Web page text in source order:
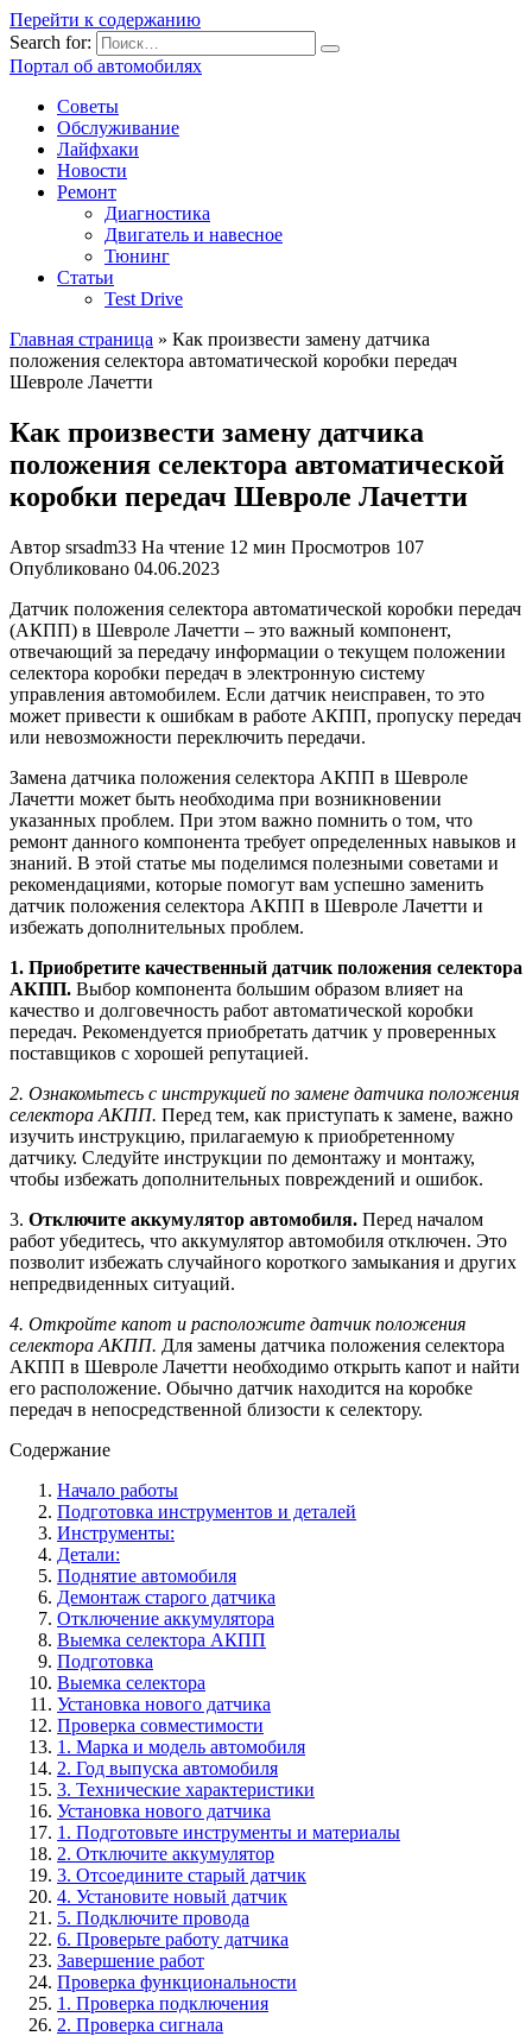
Перейти к содержанию
Search for:
Портал об автомобилях
Советы
Обслуживание
Лайфхаки
Новости
Ремонт
Диагностика
Двигатель и навесное
Тюнинг
Статьи
Test Drive
Главная страница » Как произвести замену датчика
положения селектора автоматической коробки передач
Шевроле Лачетти
Как произвести замену датчика
положения селектора автоматической
коробки передач Шевроле Лачетти
Автор srsadm33 На чтение 12 мин Просмотров 107
Опубликовано 04.06.2023
Датчик положения селектора автоматической коробки передач
(АКПП) в Шевроле Лачетти – это важный компонент,
отвечающий за передачу информации о текущем положении
селектора коробки передач в электронную систему
управления автомобилем. Если датчик неисправен, то это
может привести к ошибкам в работе АКПП, пропуску передач
или невозможности переключить передачи.
Замена датчика положения селектора АКПП в Шевроле
Лачетти может быть необходима при возникновении
указанных проблем. При этом важно помнить о том, что
ремонт данного компонента требует определенных навыков и
знаний. В этой статье мы поделимся полезными советами и
рекомендациями, которые помогут вам успешно заменить
датчик положения селектора АКПП в Шевроле Лачетти и
избежать дополнительных проблем.
1. Приобретите качественный датчик положения селектора
АКПП. Выбор компонента большим образом влияет на
качество и долговечность работ автоматической коробки
передач. Рекомендуется приобретать датчик у проверенных
поставщиков с хорошей репутацией.
2. Ознакомьтесь с инструкцией по замене датчика положения
селектора АКПП. Перед тем, как приступать к замене, важно
изучить инструкцию, прилагаемую к приобретенному
датчику. Следуйте инструкции по демонтажу и монтажу,
чтобы избежать дополнительных повреждений и ошибок.
3. Отключите аккумулятор автомобиля. Перед началом
работ убедитесь, что аккумулятор автомобиля отключен. Это
позволит избежать случайного короткого замыкания и других
непредвиденных ситуаций.
4. Откройте капот и расположите датчик положения
селектора АКПП. Для замены датчика положения селектора
АКПП в Шевроле Лачетти необходимо открыть капот и найти
его расположение. Обычно датчик находится на коробке
передач в непосредственной близости к селектору.
Содержание
Начало работы
Подготовка инструментов и деталей
Инструменты:
Детали:
Поднятие автомобиля
Демонтаж старого датчика
Отключение аккумулятора
Выемка селектора АКПП
Подготовка
Выемка селектора
Установка нового датчика
Проверка совместимости
1. Марка и модель автомобиля
2. Год выпуска автомобиля
3. Технические характеристики
Установка нового датчика
1. Подготовьте инструменты и материалы
2. Отключите аккумулятор
3. Отсоедините старый датчик
4. Установите новый датчик
5. Подключите провода
6. Проверьте работу датчика
Завершение работ
Проверка функциональности
1. Проверка подключения
2. Проверка сигнала